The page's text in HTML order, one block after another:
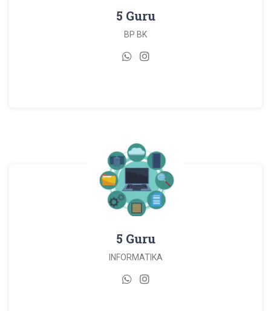
5 Guru
BP BK
5 Guru
INFORMATIKA